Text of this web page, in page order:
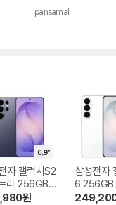
pansamall
자 갤럭시S2
라 256GB,
기변경 완납
원
삼성전자
6
기변경 완